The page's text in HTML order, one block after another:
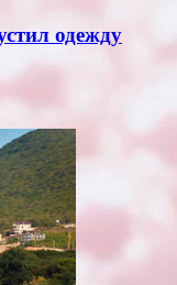
одежду